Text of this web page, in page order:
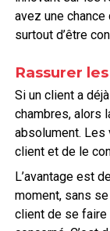
avez une chance
surtout d’être
Rassurer
Si un client a
chambres, alors
absolument.
client et de le
L’avantage est
moment, sans se
client de se faire